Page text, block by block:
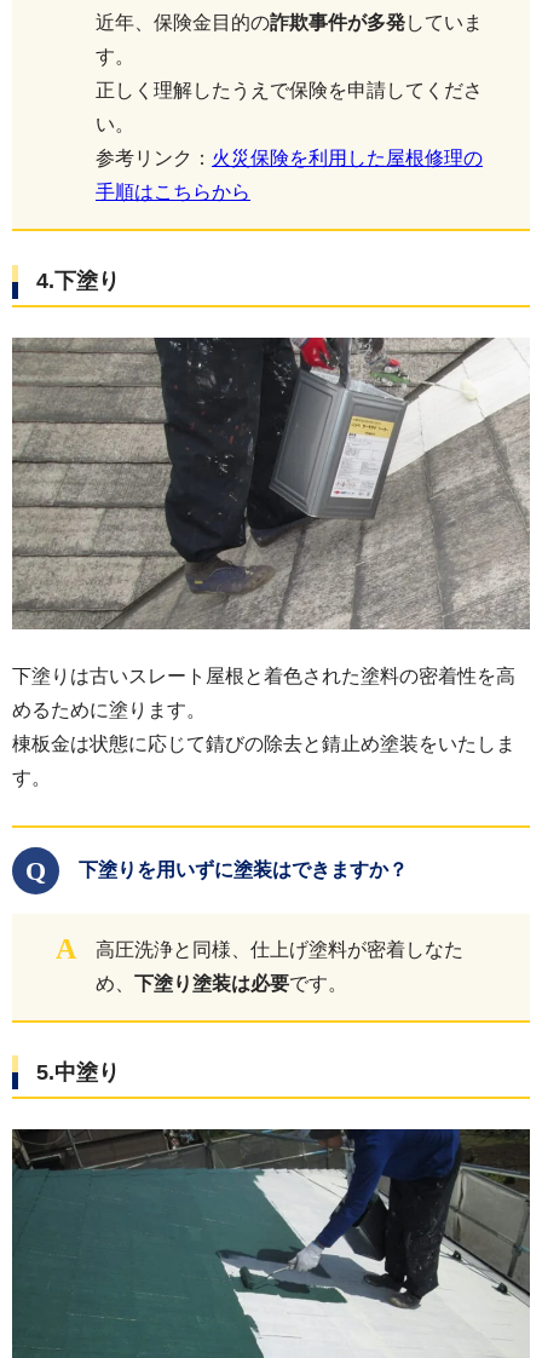
近年、保険金目的の詐欺事件が多発していま
す。
正しく理解したうえで保険を申請してくださ
い。
参考リンク： 火災保険を利用した屋根修理の
手順はこちらから
4.下塗り
下塗りは古いスレート屋根と着色された塗料の密着性を高
めるために塗ります。
棟板金は状態に応じて錆びの除去と錆止め塗装をいたしま
す。
Q 下塗りを用いずに塗装はできますか？
A
高圧洗浄と同様、仕上げ塗料が密着しなた
め、 下塗り塗装は必要です。
5.中塗り